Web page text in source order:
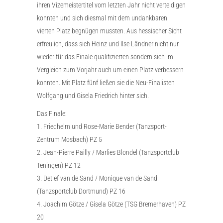
ihren Vizemeistertitel vom letzten Jahr nicht verteidigen
konnten und sich diesmal mit dem undankbaren
vierten Platz begnügen mussten. Aus hessischer Sicht
erfreulich, dass sich Heinz und Ilse Ländner nicht nur
wieder für das Finale qualifizierten sondern sich im
Vergleich zum Vorjahr auch um einen Platz verbessern
konnten. Mit Platz fünf ließen sie die Neu-Finalisten
Wolfgang und Gisela Friedrich hinter sich.
Das Finale:
1. Friedhelm und Rose-Marie Bender (Tanzsport-
Zentrum Mosbach) PZ 5
2. Jean-Pierre Pailly / Marlies Blondel (Tanzsportclub
Teningen) PZ 12
3. Detlef van de Sand / Monique van de Sand
(Tanzsportclub Dortmund) PZ 16
4. Joachim Götze / Gisela Götze (TSG Bremerhaven) PZ
20